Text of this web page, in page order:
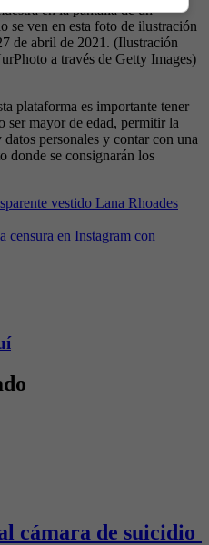
en la pantalla de un
se ven en esta foto de ilustración
de abril de 2021. (Ilustración
a través de Getty Images)
plataforma es importante tener
ser mayor de edad, permitir la
personales y contar con una
donde se consignarán los
vestido Lana Rhoades
censura en Instagram con
cámara de suicidio